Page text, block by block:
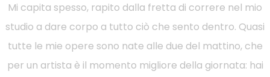
Mi capita spesso, rapito dalla fretta di correre nel mio
studio a dare corpo a tutto ciò che sento dentro. Quasi
tutte le mie opere sono nate alle due del mattino, che
per un artista è il momento migliore della giornata: hai